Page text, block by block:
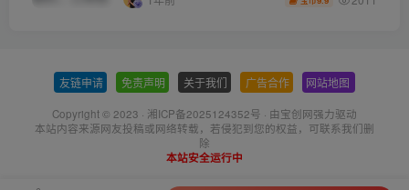
友链申请 免责声明 关于我们 广告合作 网站地图
Copyright © 2023 · 湘ICP备2025124352号 · 由宝创网强力驱动
本站内容来源网友投稿或网络转载，若侵犯到您的权益，可联系我们删
除
本站安全运行中